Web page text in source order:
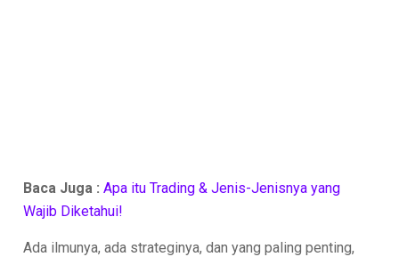
Baca Juga :Apa itu Trading & Jenis-Jenisnya yang
Wajib Diketahui!
Ada ilmunya, ada strateginya, dan yang paling penting,